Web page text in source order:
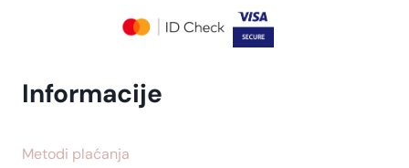
Informacije
Metodi plaćanja